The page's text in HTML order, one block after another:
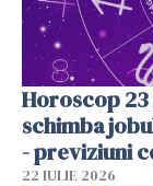
Horoscop
schimba
- previziuni
22 IULIE 2026